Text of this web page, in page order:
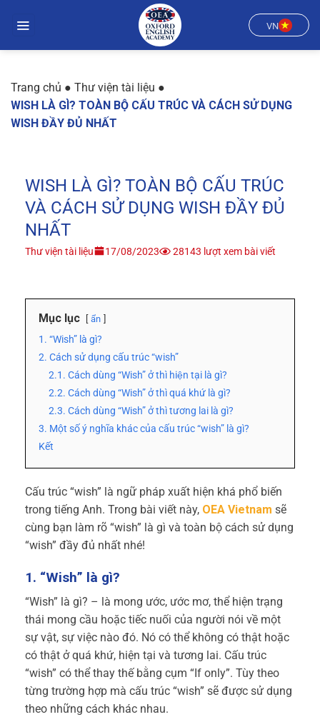
đến
VN
Trang chủ ● Thư viện tài liệu ●
WISH LÀ GÌ? TOÀN BỘ CẤU TRÚC VÀ CÁCH SỬ DỤNG
WISH ĐẦY ĐỦ NHẤT
WISH LÀ GÌ? TOÀN BỘ CẤU TRÚC
VÀ CÁCH SỬ DỤNG WISH ĐẦY ĐỦ
NHẤT
Thư viện tài liệu 17/08/2023 28143 lượt xem bài viết
Mục lục ẩn
1. “Wish” là gì?
2. Cách sử dụng cấu trúc “wish”
2.1. Cách dùng “Wish” ở thì hiện tại là gì?
2.2. Cách dùng “Wish” ở thì quá khứ là gì?
2.3. Cách dùng “Wish” ở thì tương lai là gì?
3. Một số ý nghĩa khác của cấu trúc “wish” là gì?
Kết
Cấu trúc “wish” là ngữ pháp xuất hiện khá phổ biến
trong tiếng Anh. Trong bài viết này, OEA Vietnam sẽ
cùng bạn làm rõ “wish” là gì và toàn bộ cách sử dụng
“wish” đầy đủ nhất nhé!
1. “Wish” là gì?
“Wish” là gì? – là mong ước, ước mơ, thể hiện trạng
thái mong cầu hoặc tiếc nuối của người nói về một
sự vật, sự việc nào đó. Nó có thể không có thật hoặc
có thật ở quá khứ, hiện tại và tương lai. Cấu trúc
“wish” có thể thay thế bằng cụm “If only”. Tùy theo
từng trường hợp mà cấu trúc “wish” sẽ được sử dụng
theo những cách khác nhau.